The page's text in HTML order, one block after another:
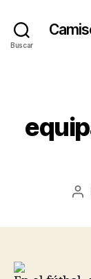
Buscar